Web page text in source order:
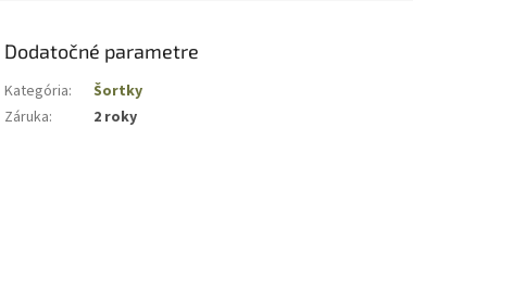
Dodatočné parametre
Kategória:
Šortky
Záruka: 2 roky